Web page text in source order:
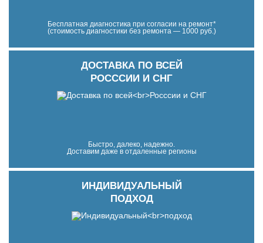
Бесплатная диагностика при согласии на ремонт*
(стоимость диагностики без ремонта — 1000 руб.)
ДОСТАВКА ПО ВСЕЙ
РОСССИИ И СНГ
Быстро, далеко, надежно.
Доставим даже в отдаленные регионы
ИНДИВИДУАЛЬНЫЙ
ПОДХОД